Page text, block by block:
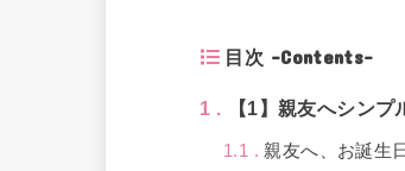
目次 -Contents-
1 【1】親友へシン
1.1
親友へ、お誕生